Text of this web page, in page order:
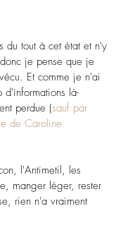
du tout à cet état et n'y
je pense que je
Et comme je n'ai
d'informations là-
perdue (sauf par
de Caroline
l'Antimetil, les
manger léger, rester
rien n'a vraiment